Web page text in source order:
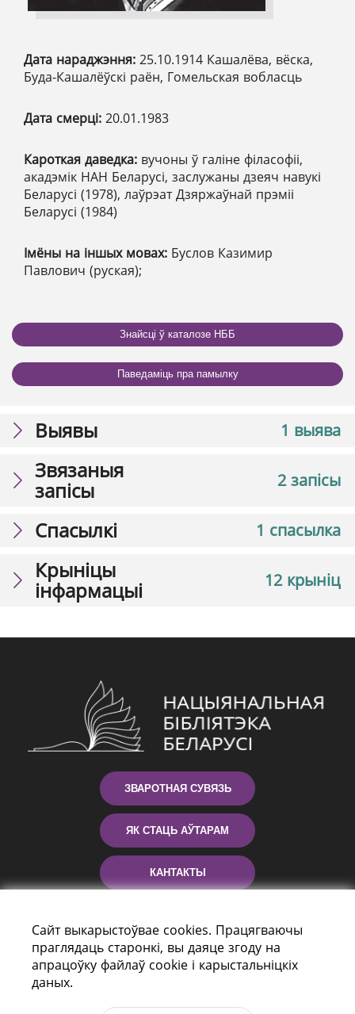
Дата нараджэння: 25.10.1914 Кашалёва, вёска,
Буда-Кашалёўскі раён, Гомельская вобласць
Дата смерці: 20.01.1983
Кароткая даведка: вучоны ў галіне філасофіі,
акадэмік НАН Беларусі, заслужаны дзеяч навукі
Беларусі (1978), лаўрэат Дзяржаўнай прэміі
Беларусі (1984)
Імёны на іншых мовах: Буслов Казимир
Павлович (руская);
Знайсці ў каталозе НББ
Паведаміць пра памылку
1 выява
Выявы
2 запісы
Звязаныя
запісы
1 спасылка
Спасылкі
12 крыніц
Крыніцы
інфармацыі
ЗВАРОТНАЯ СУВЯЗЬ
ЯК СТАЦЬ АЎТАРАМ
КАНТАКТЫ
Сайт выкарыстоўвае cookies. Працягваючы
праглядаць старонкі, вы даяце згоду на
апрацоўку файлаў cookie і карыстальніцкіх
даных.